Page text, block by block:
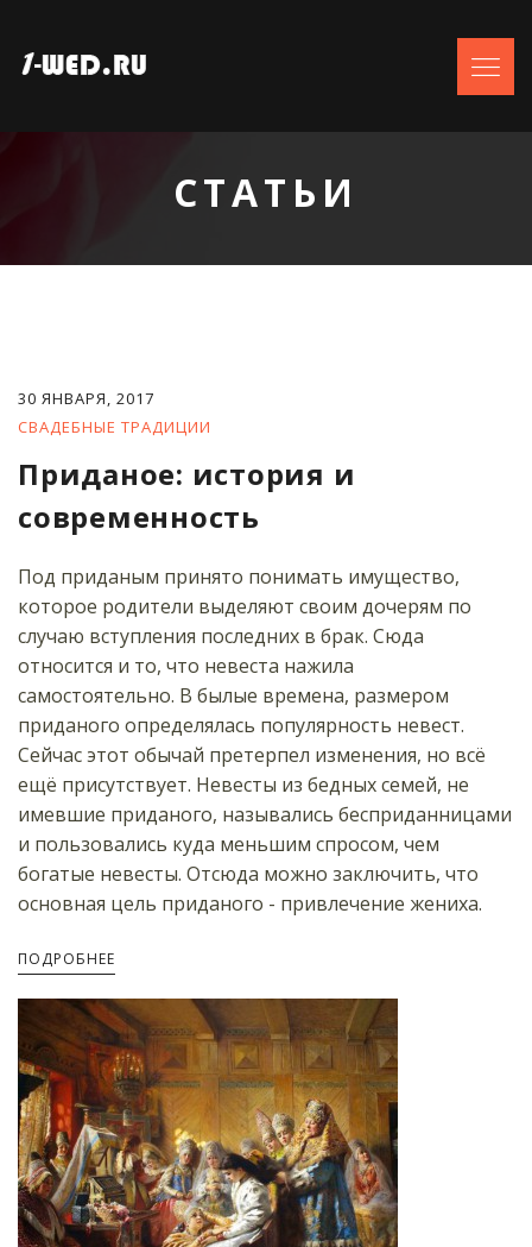
СТАТЬИ
30 ЯНВАРЯ, 2017
СВАДЕБНЫЕ ТРАДИЦИИ
Приданое: история и
современность
Под приданым принято понимать имущество,
которое родители выделяют своим дочерям по
случаю вступления последних в брак. Сюда
относится и то, что невеста нажила
самостоятельно. В былые времена, размером
приданого определялась популярность невест.
Сейчас этот обычай претерпел изменения, но всё
ещё присутствует. Невесты из бедных семей, не
имевшие приданого, назывались бесприданницами
и пользовались куда меньшим спросом, чем
богатые невесты. Отсюда можно заключить, что
основная цель приданого - привлечение жениха.
ПОДРОБНЕЕ